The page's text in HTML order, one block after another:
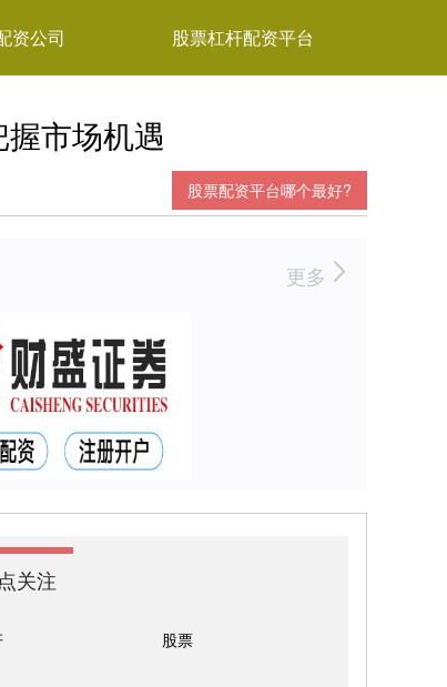
资公司 股票杠杆配资平台
市场机遇
股票配资平台哪个最好?
更多
关注
股票